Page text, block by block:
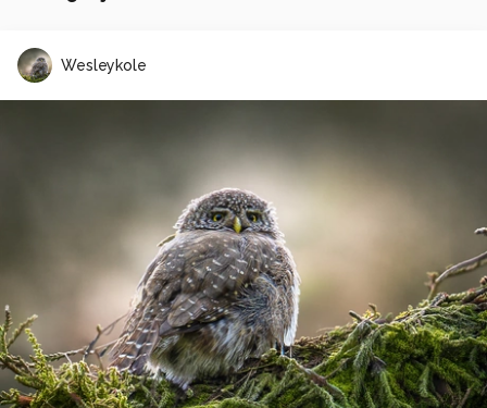
Wesleykole